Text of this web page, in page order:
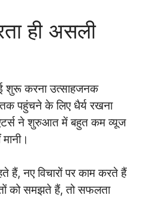
ही असली
शुरू करना उत्साहजनक
पहुंचने के लिए धैर्य रखना
ने शुरुआत में बहुत कम व्यूज
हैं, नए विचारों पर काम करते हैं
को समझते हैं, तो सफलता